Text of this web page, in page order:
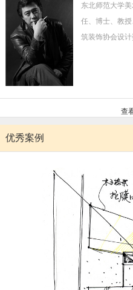
东北师范大学
任、博士、教
筑装饰协会设
查
优秀案例